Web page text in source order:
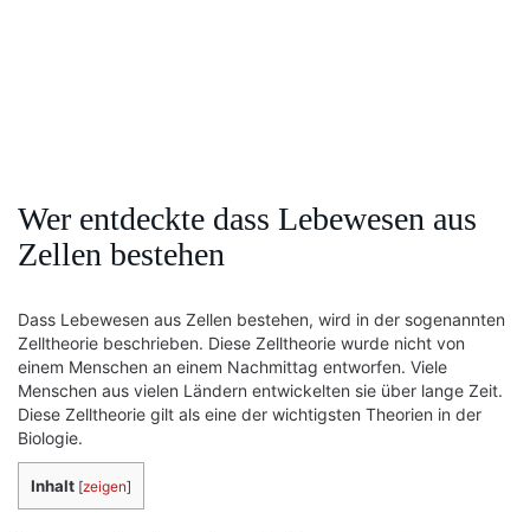
Wer entdeckte dass Lebewesen aus
Zellen bestehen
Dass Lebewesen aus Zellen bestehen, wird in der sogenannten
Zelltheorie beschrieben. Diese Zelltheorie wurde nicht von
einem Menschen an einem Nachmittag entworfen. Viele
Menschen aus vielen Ländern entwickelten sie über lange Zeit.
Diese Zelltheorie gilt als eine der wichtigsten Theorien in der
Biologie.
Inhalt [zeigen]